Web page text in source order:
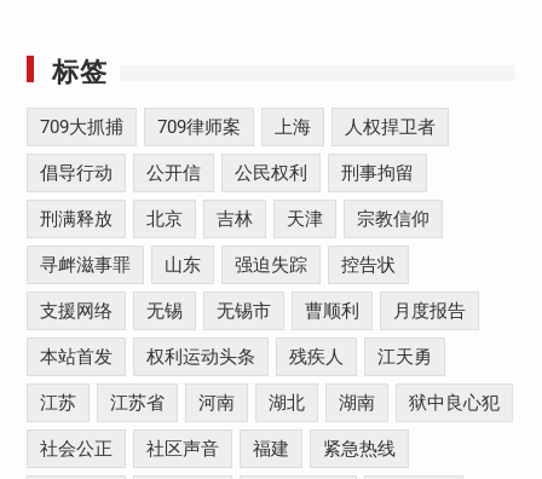
标签
709大抓捕 709律师案 上海 人权捍卫者
倡导行动 公开信 公民权利 刑事拘留
刑满释放 北京 吉林 天津 宗教信仰
寻衅滋事罪 山东 强迫失踪 控告状
支援网络 无锡 无锡市 曹顺利 月度报告
本站首发 权利运动头条 残疾人 江天勇
江苏 江苏省 河南 湖北 湖南 狱中良心犯
社会公正 社区声音 福建 紧急热线